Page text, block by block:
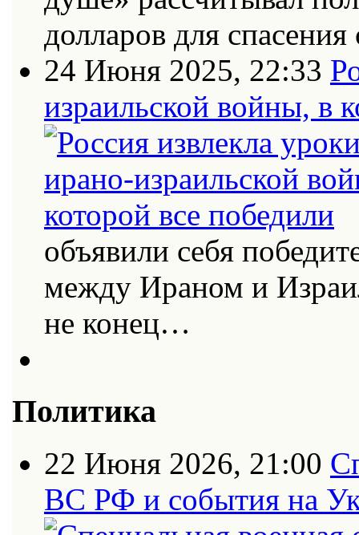
долларов для спасения
24 Июня 2025, 22:33
израильской войны, в
объявили себя
между Ираном и
не конец…
Политика
22 Июня 2026, 21:00
ВС РФ и события на